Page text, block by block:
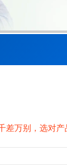
差万别，选对